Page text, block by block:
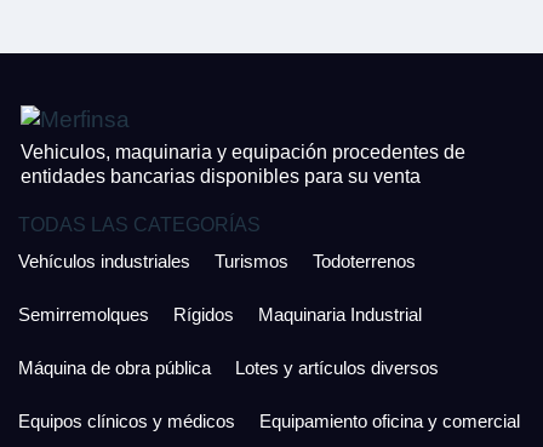
Vehiculos, maquinaria y equipación procedentes de
entidades bancarias disponibles para su venta
TODAS LAS CATEGORÍAS
Vehículos industriales
Turismos Todoterrenos
Semirremolques Rígidos Maquinaria Industrial
Máquina de obra pública Lotes y artículos diversos
Equipos clínicos y médicos Equipamiento oficina y comercial